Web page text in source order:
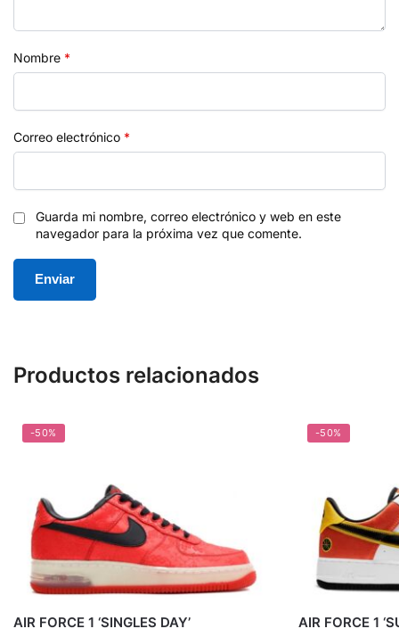
Nombre *
Correo electrónico *
Guarda mi nombre, correo electrónico y web en este
navegador para la próxima vez que comente.
Productos relacionados
-50%
AIR FORCE 1 ‘SINGLES DAY’
-50%
AIR FORCE 1